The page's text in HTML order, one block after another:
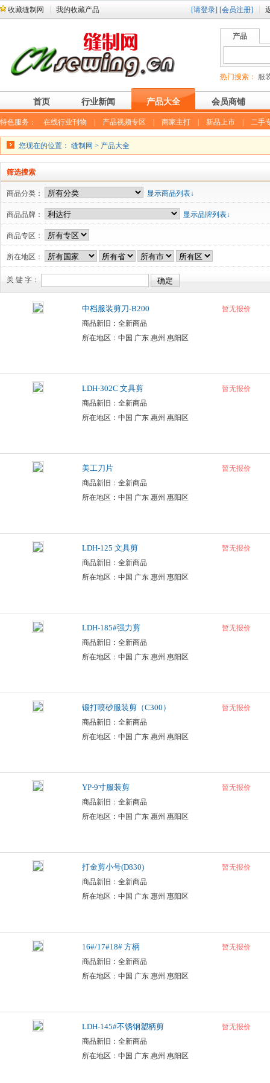
收藏缝制网 我的收藏产品 [请登录] [会员注册]
产品
热门搜索： 服
首页 行业新闻 产品大全 会员商铺
特色服务： 在线行业刊物 产品视频专区 商家主打 新品上市 二手
您现在的位置： 缝制网 > 产品大全
筛选搜索
商品分类： 显示商品列表↓
商品品牌： 显示品牌列表↓
商品专区：
所在地区：
关 键 字：
中档服装剪刀-B200
商品新旧：全新商品
所在地区：中国 广东 惠州 惠阳区
暂无报价
LDH-302C 文具剪
商品新旧：全新商品
所在地区：中国 广东 惠州 惠阳区
暂无报价
美工刀片
商品新旧：全新商品
所在地区：中国 广东 惠州 惠阳区
暂无报价
LDH-125 文具剪
商品新旧：全新商品
所在地区：中国 广东 惠州 惠阳区
暂无报价
LDH-185#强力剪
商品新旧：全新商品
所在地区：中国 广东 惠州 惠阳区
暂无报价
锻打喷砂服装剪（C300）
商品新旧：全新商品
所在地区：中国 广东 惠州 惠阳区
暂无报价
YP-9寸服装剪
商品新旧：全新商品
所在地区：中国 广东 惠州 惠阳区
暂无报价
打金剪小号(D830)
商品新旧：全新商品
所在地区：中国 广东 惠州 惠阳区
暂无报价
16#/17#18# 方柄
商品新旧：全新商品
所在地区：中国 广东 惠州 惠阳区
暂无报价
LDH-145#不锈钢塑柄剪
商品新旧：全新商品
所在地区：中国 广东 惠州 惠阳区
暂无报价